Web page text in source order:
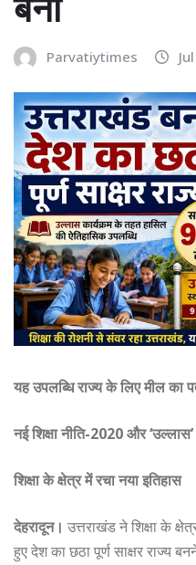
Parvatiytimes
यह उपलब्धि राज्य के लिए मील का
नई शिक्षा नीति-2020 और
शिक्षा के क्षेत्र में रचा नया इतिहास
देहरादून। उत्तराखंड ने शिक्षा के
हुए देश का छठा पूर्ण साक्षर राज्य